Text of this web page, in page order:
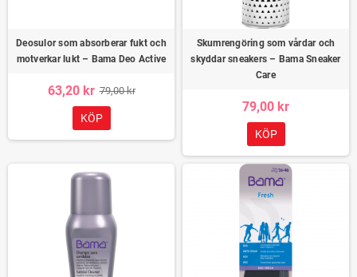
Deosulor som absorberar fukt och
motverkar lukt – Bama Deo Active
63,20 kr 79,00 kr
KÖP
Skumrengöring som vårdar och
skyddar sneakers – Bama Sneaker
Care
79,00 kr
KÖP